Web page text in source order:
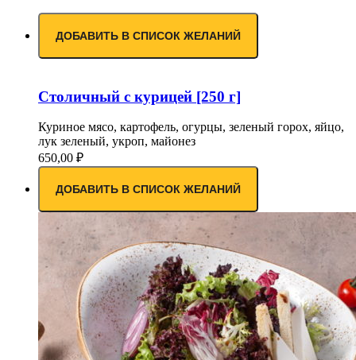
ДОБАВИТЬ В СПИСОК ЖЕЛАНИЙ
Столичный с курицей [250 г]
Куриное мясо, картофель, огурцы, зеленый горох, яйцо,
лук зеленый, укроп, майонез
650,00 ₽
ДОБАВИТЬ В СПИСОК ЖЕЛАНИЙ